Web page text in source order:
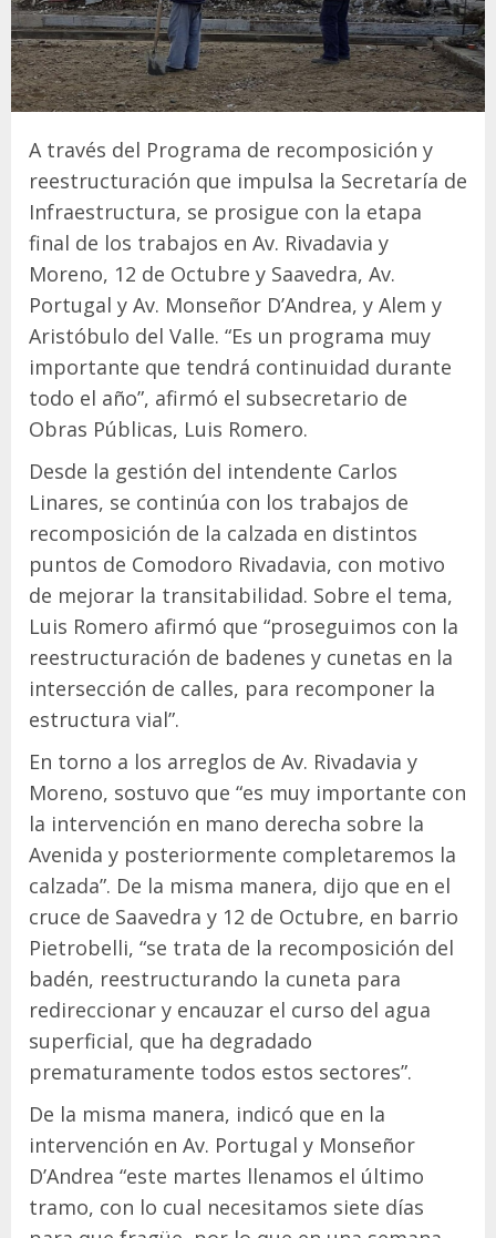
A través del Programa de recomposición y
reestructuración que impulsa la Secretaría de
Infraestructura, se prosigue con la etapa
final de los trabajos en Av. Rivadavia y
Moreno, 12 de Octubre y Saavedra, Av.
Portugal y Av. Monseñor D’Andrea, y Alem y
Aristóbulo del Valle. “Es un programa muy
importante que tendrá continuidad durante
todo el año”, afirmó el subsecretario de
Obras Públicas, Luis Romero.
Desde la gestión del intendente Carlos
Linares, se continúa con los trabajos de
recomposición de la calzada en distintos
puntos de Comodoro Rivadavia, con motivo
de mejorar la transitabilidad. Sobre el tema,
Luis Romero afirmó que “proseguimos con la
reestructuración de badenes y cunetas en la
intersección de calles, para recomponer la
estructura vial”.
En torno a los arreglos de Av. Rivadavia y
Moreno, sostuvo que “es muy importante con
la intervención en mano derecha sobre la
Avenida y posteriormente completaremos la
calzada”. De la misma manera, dijo que en el
cruce de Saavedra y 12 de Octubre, en barrio
Pietrobelli, “se trata de la recomposición del
badén, reestructurando la cuneta para
redireccionar y encauzar el curso del agua
superficial, que ha degradado
prematuramente todos estos sectores”.
De la misma manera, indicó que en la
intervención en Av. Portugal y Monseñor
D’Andrea “este martes llenamos el último
tramo, con lo cual necesitamos siete días